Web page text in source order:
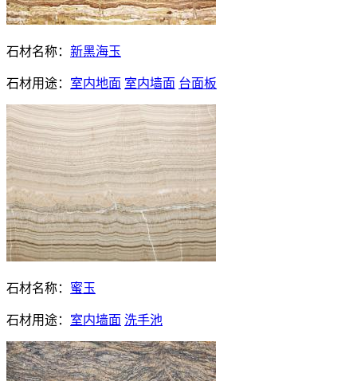
石材名称： 新黑海玉
石材用途： 室内地面 室内墙面 台面板
石材名称： 蜜玉
石材用途： 室内墙面 洗手池